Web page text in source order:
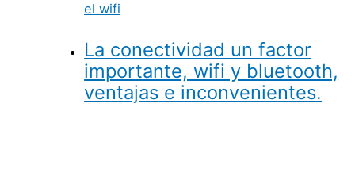
el wifi
La conectividad un factor
importante, wifi y bluetooth,
ventajas e inconvenientes.